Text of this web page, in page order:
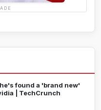
found a 'brand new'
| TechCrunch